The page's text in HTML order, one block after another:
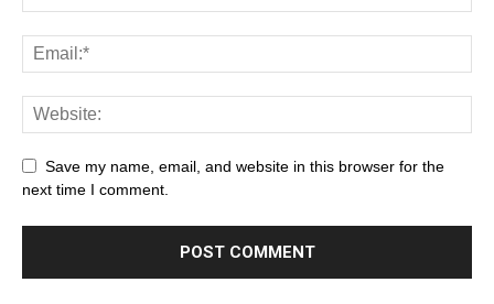
Save my name, email, and website in this browser for the
next time I comment.